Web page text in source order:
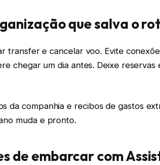
que salva o
transfer e cancelar voo. Evite
chegar um dia antes. Deixe reservas
da companhia e recibos de gastos
muda e pronto.
de embarcar com